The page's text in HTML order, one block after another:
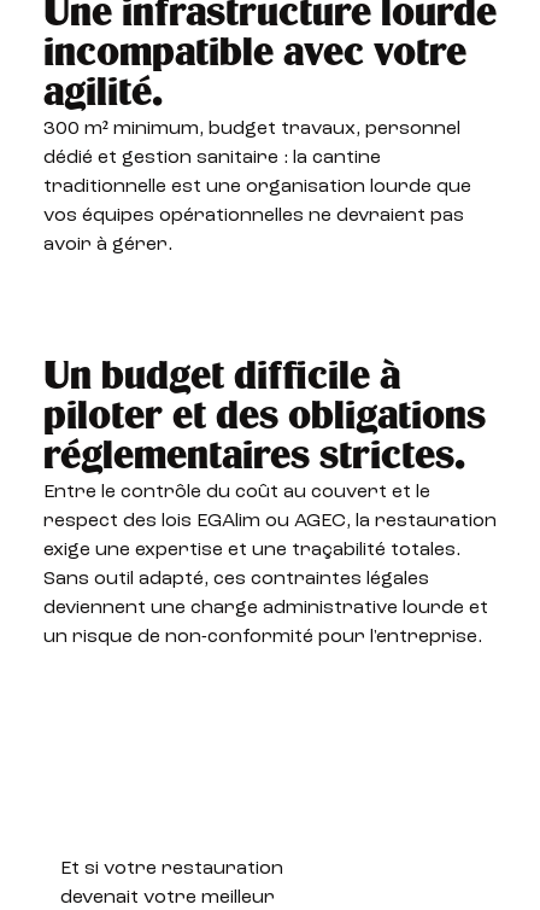
Une infrastructure lourde
incompatible avec votre
agilité.
300 m² minimum, budget travaux, personnel
dédié et gestion sanitaire : la cantine
traditionnelle est une organisation lourde que
vos équipes opérationnelles ne devraient pas
avoir à gérer.
Un budget difficile à
piloter et des obligations
réglementaires strictes.
Entre le contrôle du coût au couvert et le
respect des lois EGAlim ou AGEC, la restauration
exige une expertise et une traçabilité totales.
Sans outil adapté, ces contraintes légales
deviennent une charge administrative lourde et
un risque de non-conformité pour l'entreprise.
Et si votre restauration
devenait votre meilleur